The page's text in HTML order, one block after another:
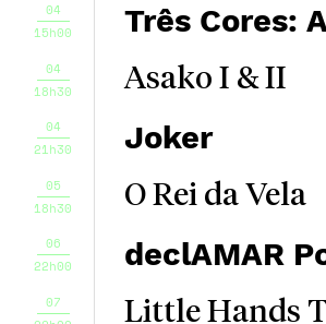
04
15h00
Três Cores:
04
18h30
Asako I & II
04
21h30
Joker
05
18h30
O Rei da Vela
06
22h00
declAMAR
07
Little Hands